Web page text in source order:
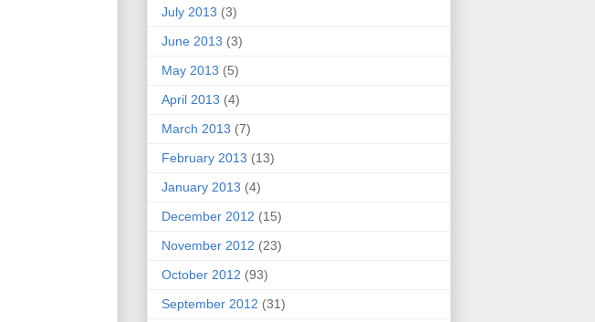
July 2013 (3)
June 2013 (3)
May 2013 (5)
April 2013 (4)
March 2013 (7)
February 2013 (13)
January 2013 (4)
December 2012 (15)
November 2012 (23)
October 2012 (93)
September 2012 (31)